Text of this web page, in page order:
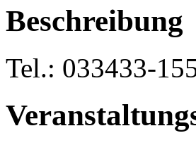
Beschreibung
Tel.: 033433-